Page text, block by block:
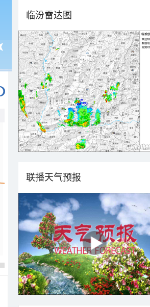
20时 21时 22时 23时 00时
西风
<3级
西风
<3级
西风
<3级
西风
<3级
西风
<3级
27°C 26°C 24°C 23°C 23°C
临汾雷达图
联播天气预报